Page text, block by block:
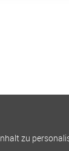
zu